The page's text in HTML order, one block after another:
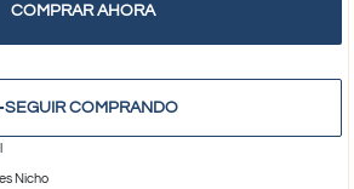
COMPRAR AHORA
SEGUIR COMPRANDO
Nicho